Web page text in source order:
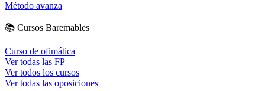
Método avanza
📚 Cursos Baremables
Curso de ofimática
Ver todas las FP
Ver todos los cursos
Ver todas las oposiciones